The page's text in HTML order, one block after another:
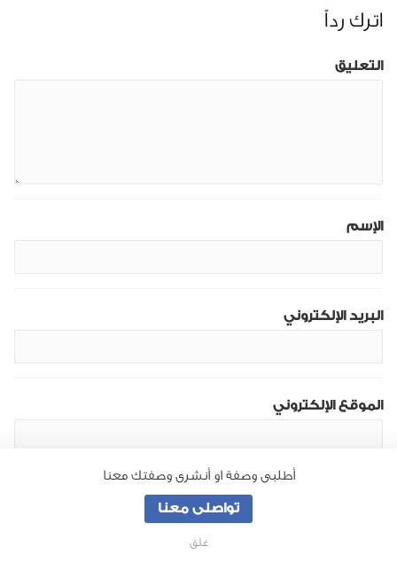
أطلبى وصفة او أنشرى وصفتك معنا
تواصلى معنا
غلق
اترك رداً
التعليق
الإسم
البريد الإلكتروني
الموقع الإلكتروني